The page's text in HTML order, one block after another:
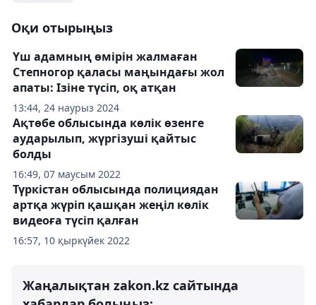
Оқи отырыңыз
13:44, 24 наурыз 2024
Үш адамның өмірін жалмаған
Степногор қаласы маңындағы жол
апаты: Ізіне түсіп, оқ атқан
16:49, 07 маусым 2022
Ақтөбе облысында көлік өзенге
аударылып, жүргізуші қайтыс
болды
16:57, 10 қыркүйек 2022
Түркістан облысында полициядан
артқа жүріп қашқан жеңіл көлік
видеоға түсіп қалған
Жаңалықтан zakon.kz сайтында